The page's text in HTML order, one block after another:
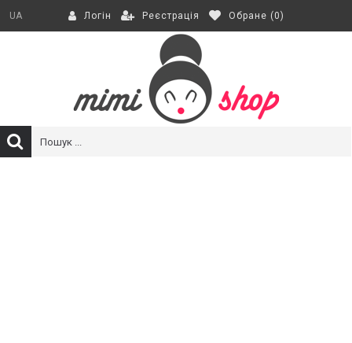
UA Логін Реєстрація Обране (0)